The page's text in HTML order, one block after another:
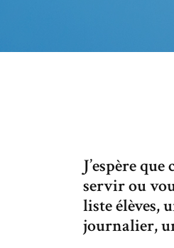
J’espère
servir ou
liste élèves,
journalier,